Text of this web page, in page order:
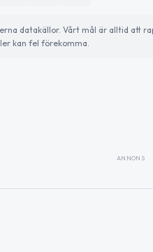
datakällor. Vårt mål är alltid att
kan fel förekomma.
ANNONS